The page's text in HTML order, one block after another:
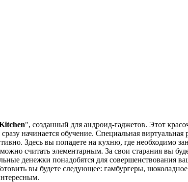
", созданный для андроид-гаджетов. Этот
начинается обучение. Специальная
Здесь вы попадете на кухню, где необходимо
считать элементарным. За свои старания вы
денежки понадобятся для совершенствования
вы будете следующее: гамбургеры,